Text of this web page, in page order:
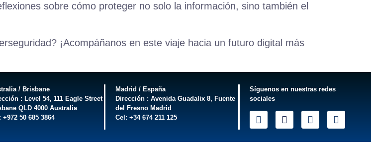
sobre cómo proteger no solo la información, sino también el
¡Acompáñanos en este viaje hacia un futuro digital más
/ Brisbane
: Level 54, 111 Eagle Street
QLD 4000 Australia
+972 50 685 3864
Madrid / España
Dirección : Avenida Guadalix 8, Fuente
del Fresno Madrid
Cel: +34 674 211 125
Síguenos en nuestras redes
sociales